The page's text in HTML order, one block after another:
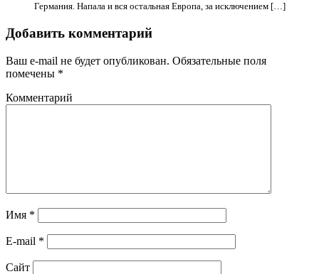
Германия. Напала и вся остальная Европа, за исключением […]
Добавить комментарий
Ваш e-mail не будет опубликован. Обязательные поля
помечены *
Комментарий
Имя *
E-mail *
Сайт